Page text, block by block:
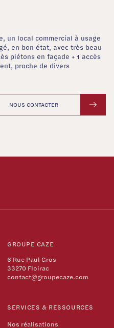
un local commercial à usage
en bon état, avec très beau
piétons en façade + 1 accès
proche de divers
NOUS CONTACTER
GROUPE CAZE
6 Rue Paul Gros
33270 Floirac
contact@groupecaze.com
SERVICES & RESSOURCES
Nos réalisations